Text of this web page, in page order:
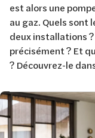
est alors une
au gaz. Quels sont
deux installations
précisément ? Et
? Découvrez-le
Image